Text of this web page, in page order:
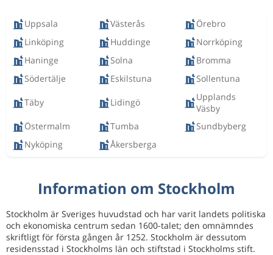
Uppsala Västerås
Örebro
Linköping
Huddinge
Norrköping
Haninge
Solna
Bromma
Södertälje
Eskilstuna Sollentuna
Täby Lidingö
Upplands
Väsby
Östermalm
Tumba
Sundbyberg
Nyköping
Åkersberga
Information om Stockholm
Stockholm är Sveriges huvudstad och har varit landets politiska
och ekonomiska centrum sedan 1600-talet; den omnämndes
skriftligt för första gången år 1252. Stockholm är dessutom
residensstad i Stockholms län och stiftstad i Stockholms stift.